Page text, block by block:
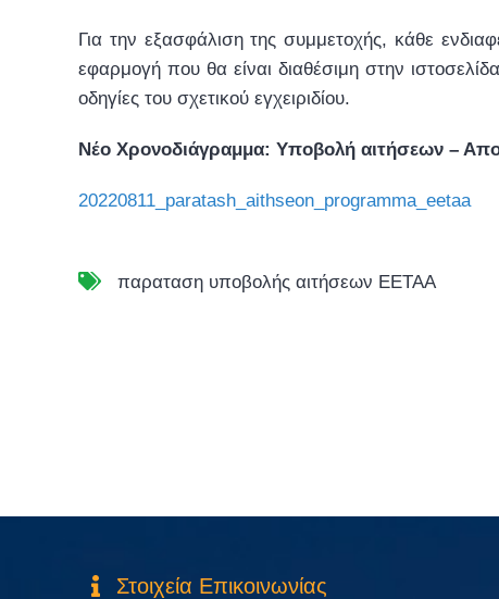
Για την εξασφάλιση της συμμετοχής, κάθε
εφαρμογή που θα είναι διαθέσιμη στην
οδηγίες του σχετικού εγχειριδίου.
Νέο Χρονοδιάγραμμα: Υποβολή αιτήσεων –
20220811_paratash_aithseon_programma_eetaa
παραταση υποβολής αιτήσεων ΕΕΤΑΑ
Στοιχεία Επικοινωνίας